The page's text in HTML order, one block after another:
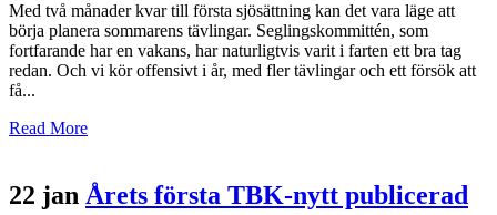
Med två månader kvar till första sjösättning kan det vara läge att
börja planera sommarens tävlingar. Seglingskommittén, som
fortfarande har en vakans, har naturligtvis varit i farten ett bra tag
redan. Och vi kör offensivt i år, med fler tävlingar och ett försök att
få...
Read More
22 jan Årets första TBK-nytt publicerad